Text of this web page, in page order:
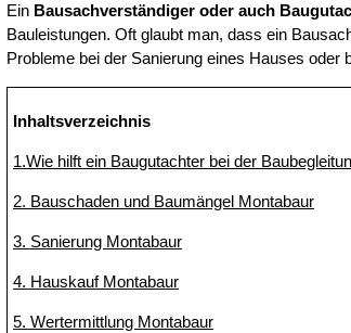
Ein Bausachverständiger oder auch
Bauleistungen. Oft glaubt man, dass ein
Probleme bei der Sanierung eines Hauses oder
Inhaltsverzeichnis
1.Wie hilft ein Baugutachter bei der
2. Bauschaden und Baumängel Montabaur
3. Sanierung Montabaur
4. Hauskauf Montabaur
5. Wertermittlung Montabaur